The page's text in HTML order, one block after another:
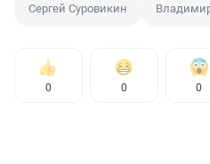
Сергей Суровикин
0 0 0